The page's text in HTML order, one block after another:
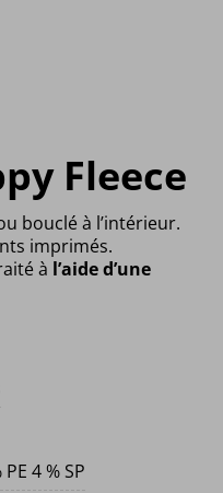
Fleece
bouclé à l’intérieur.
imprimés.
à l’aide d’une
€14.95 à €19.95
4 % SP